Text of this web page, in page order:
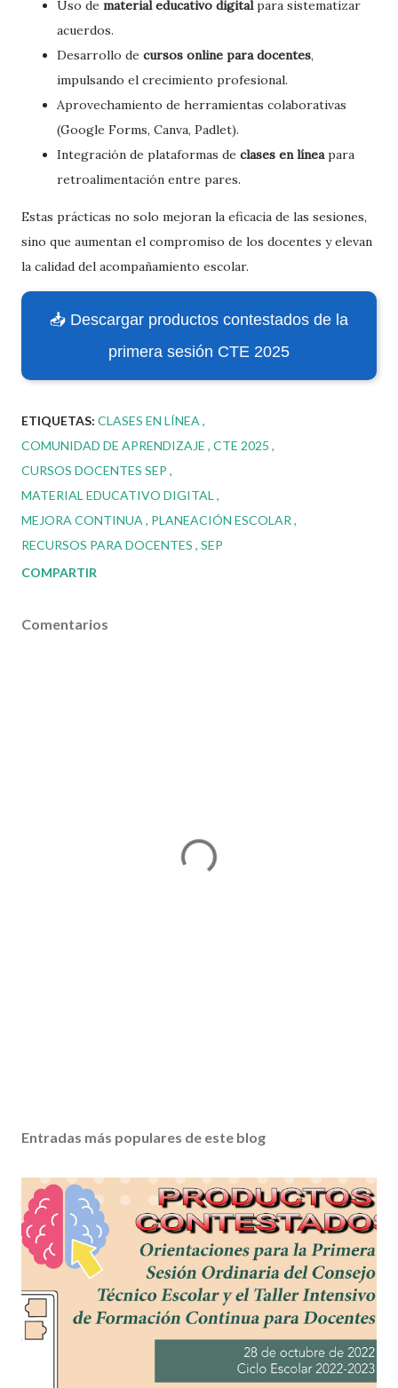
Uso de material educativo digitalpara sistematizar
acuerdos.
Desarrollo de cursos online para docentes,
impulsando el crecimiento profesional.
Aprovechamiento de herramientas colaborativas
(Google Forms, Canva, Padlet).
Integración de plataformas de clases en líneapara
retroalimentación entre pares.
Estas prácticas no solo mejoran la eficacia de las sesiones,
sino que aumentan el compromiso de los docentes y elevan
la calidad del acompañamiento escolar.
📥 Descargar productos contestados de la
primera sesión CTE 2025
ETIQUETAS: CLASES EN LÍNEA
COMUNIDAD DE APRENDIZAJE CTE 2025
CURSOS DOCENTES SEP
MATERIAL EDUCATIVO DIGITAL
MEJORA CONTINUA
PLANEACIÓN ESCOLAR
RECURSOS PARA DOCENTES SEP
COMPARTIR
Comentarios
Entradas más populares de este blog